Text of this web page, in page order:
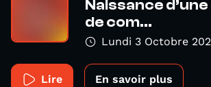
Naissance
de com...
Lundi 3 Octobre
Lire En savoir plus